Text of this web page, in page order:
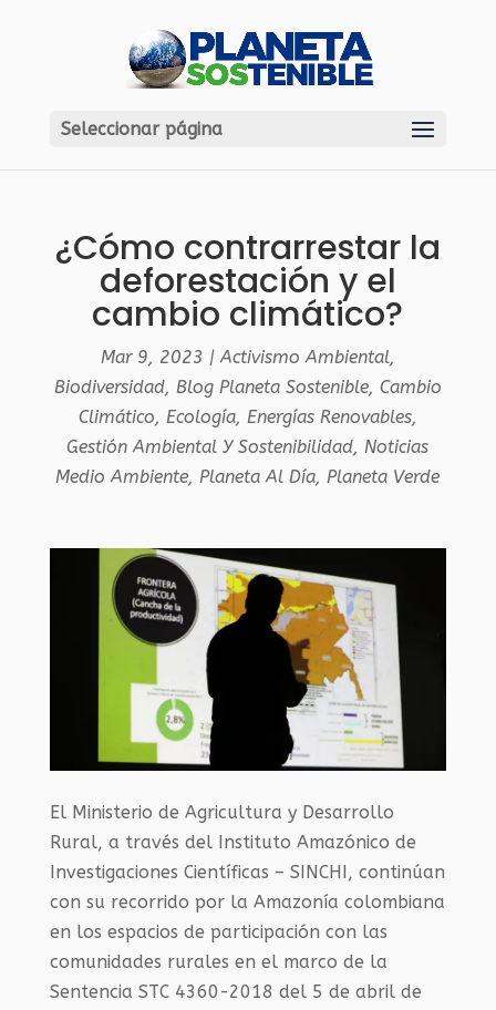
Seleccionar página
¿Cómo contrarrestar la
deforestación y el
cambio climático?
Mar 9, 2023 |Activismo Ambiental,
Biodiversidad, Blog Planeta Sostenible, Cambio
Climático, Ecología, Energías Renovables,
Gestión Ambiental Y Sostenibilidad,Noticias
Medio Ambiente,Planeta Al Día,Planeta Verde
El Ministerio de Agricultura y Desarrollo
Rural, a través del Instituto Amazónico de
Investigaciones Científicas – SINCHI, continúan
con su recorrido por la Amazonía colombiana
en los espacios de participación con las
comunidades rurales en el marco de la
Sentencia STC 4360-2018 del 5 de abril de